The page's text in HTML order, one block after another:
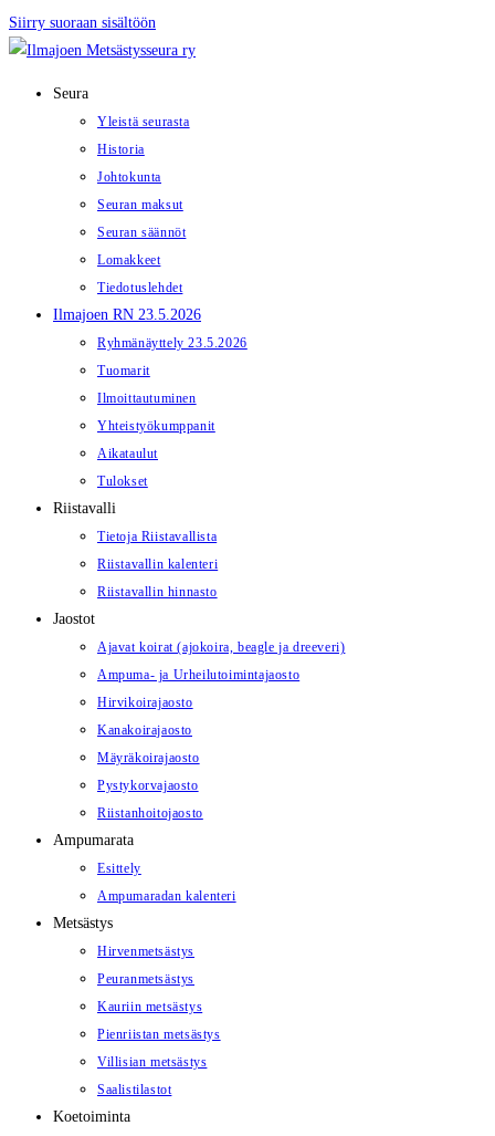
Siirry suoraan sisältöön
Seura
Yleistä seurasta
Historia
Johtokunta
Seuran maksut
Seuran säännöt
Lomakkeet
Tiedotuslehdet
Ilmajoen RN 23.5.2026
Ryhmänäyttely 23.5.2026
Tuomarit
Ilmoittautuminen
Yhteistyökumppanit
Aikataulut
Tulokset
Riistavalli
Tietoja Riistavallista
Riistavallin kalenteri
Riistavallin hinnasto
Jaostot
Ajavat koirat (ajokoira, beagle ja dreeveri)
Ampuma- ja Urheilutoimintajaosto
Hirvikoirajaosto
Kanakoirajaosto
Mäyräkoirajaosto
Pystykorvajaosto
Riistanhoitojaosto
Ampumarata
Esittely
Ampumaradan kalenteri
Metsästys
Hirvenmetsästys
Peuranmetsästys
Kauriin metsästys
Pienriistan metsästys
Villisian metsästys
Saalistilastot
Koetoiminta